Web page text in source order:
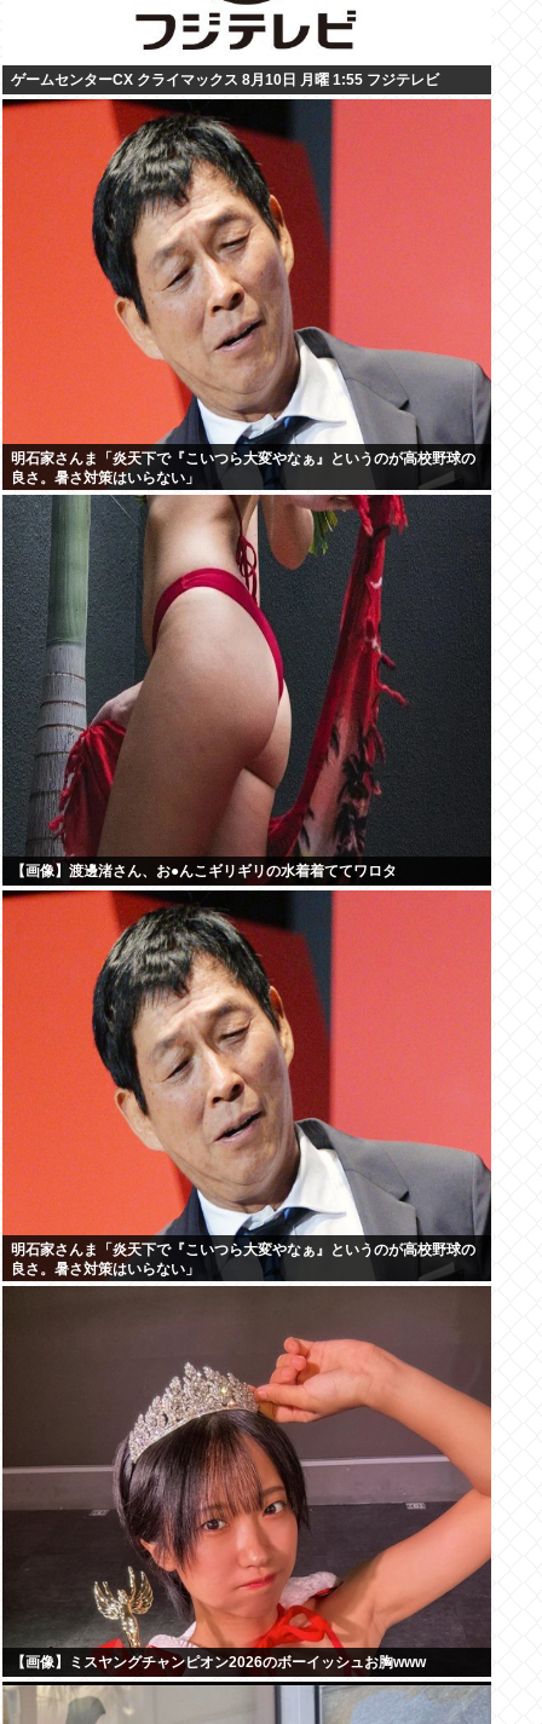
ゲームセンターCX クライマックス 8月10日 月曜 1:55 フジテレビ
明石家さんま「炎天下で『こいつら大変やなぁ』というのが高校野球の
良さ。暑さ対策はいらない」
【画像】渡邊渚さん、お●んこギリギリの水着着ててワロタ
明石家さんま「炎天下で『こいつら大変やなぁ』というのが高校野球の
良さ。暑さ対策はいらない」
【画像】ミスヤングチャンピオン2026のボーイッシュお胸www